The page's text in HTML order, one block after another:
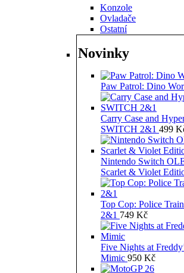
Konzole
Ovladače
Ostatní
Novinky
Paw Patrol: Dino
Carry Case and
SWITCH 2&1 499
Nintendo Switch
Scarlet & Violet
Top Cop: Police
2&1 749 Kč
Five Nights at
Mimic 950 Kč